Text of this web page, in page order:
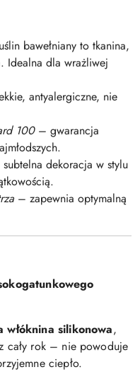
bawełniany to tkanina,
Idealna dla wrażliwej
antyalergiczne, nie
100– gwarancja
dekoracja w stylu
– zapewnia optymalną
włóknina silikonowa,
cały rok – nie powoduje
ciepło.